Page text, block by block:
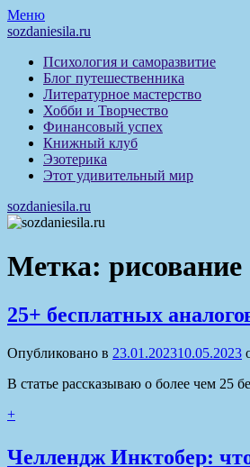
Перейти
к
Меню
sozdaniesila.ru
Психология и саморазвитие
Блог путешественника
Литературное мастерство
Хобби и Творчество
Финансовый успех
Книжный клуб
Эзотерика
Этот удивительный мир
sozdaniesila.ru
Метка: рисование
25+ бесплатных
Опубликовано в 23.01.202310.05.2023
В статье рассказываю о более чем 25
+
Челлендж Инктобер: